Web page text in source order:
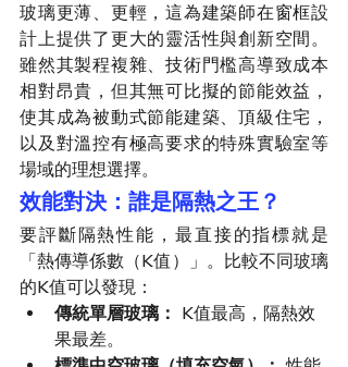
玻璃更薄、更輕，這為建築師在窗框設
計上提供了更大的靈活性與創新空間。
雖然其製程複雜、技術門檻高導致成本
相對昂貴，但其無可比擬的節能效益，
使其成為被動式節能建築、頂級住宅，
以及對溫控有極高要求的特殊實驗室等
場域的理想選擇。
效能對決：誰是隔熱之王？
要評斷隔熱性能，最直接的指標就是
「熱傳導係數（K值）」。比較不同玻璃
的K值可以發現：
傳統單層玻璃：
K值最高，隔熱效
果最差。